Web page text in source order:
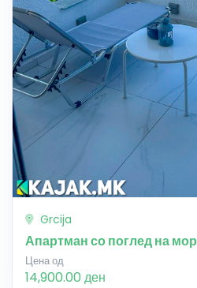
Grcija
Апартман со поглед на
Цена од
14,900.00 ден